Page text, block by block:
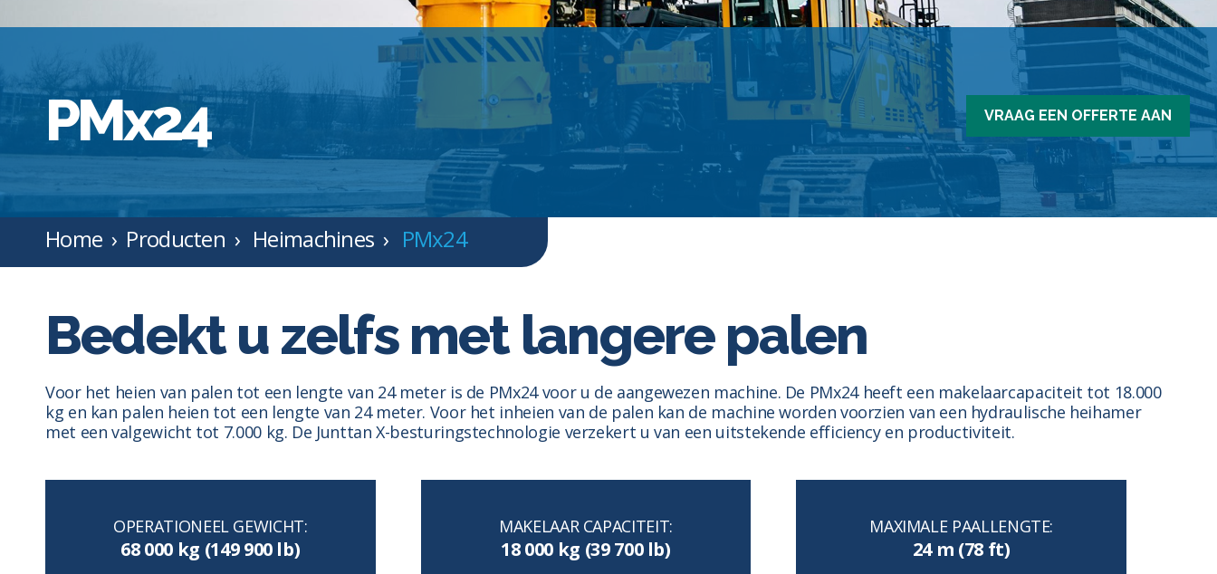
PMx24 VRAAG EEN OFFERTE AAN
Home Producten Heimachines PMx24
Bedekt u zelfs met langere palen
Voor het heien van palen tot een lengte van 24 meter is de PMx24 voor u de aangewezen machine. De PMx24 heeft een makelaarcapaciteit tot 18.000
kg en kan palen heien tot een lengte van 24 meter. Voor het inheien van de palen kan de machine worden voorzien van een hydraulische heihamer
met een valgewicht tot 7.000 kg. De Junttan X-besturingstechnologie verzekert u van een uitstekende efficiency en productiviteit.
OPERATIONEEL GEWICHT:
68 000 kg (149 900 lb)
MAKELAAR CAPACITEIT:
18 000 kg (39 700 lb)
MAXIMALE PAALLENGTE:
24 m (78 ft)